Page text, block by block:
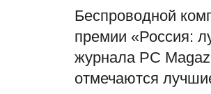
Беспроводной
премии «Россия:
журнала PC
отмечаются